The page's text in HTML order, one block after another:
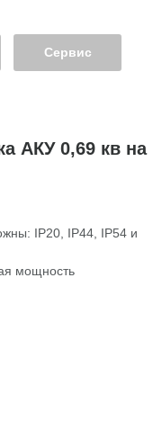
Сервис
АКУ 0,69 кв на
IP20, IP44, IP54 и
мощность